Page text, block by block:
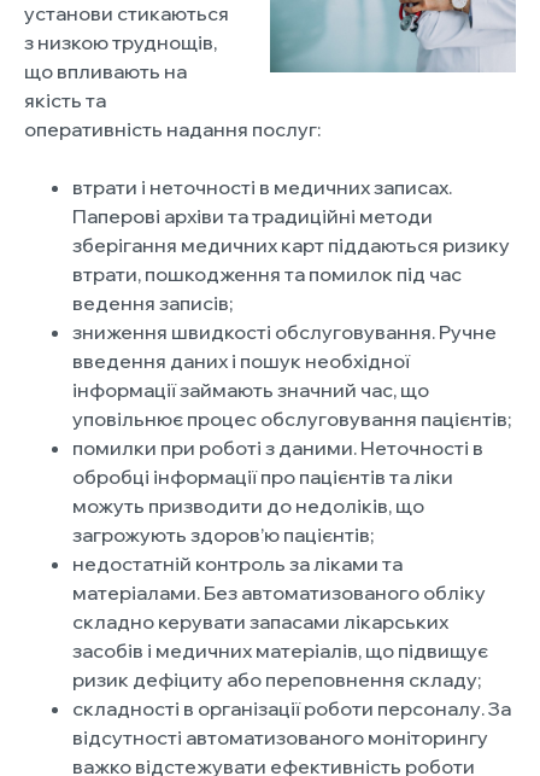
установи стикаються
з низкою труднощів,
що впливають на
якість та
оперативність надання послуг:
втрати і неточності в медичних записах.
Паперові архіви та традиційні методи
зберігання медичних карт піддаються ризику
втрати, пошкодження та помилок під час
ведення записів;
зниження швидкості обслуговування. Ручне
введення даних і пошук необхідної
інформації займають значний час, що
уповільнює процес обслуговування пацієнтів;
помилки при роботі з даними. Неточності в
обробці інформації про пацієнтів та ліки
можуть призводити до недоліків, що
загрожують здоров’ю пацієнтів;
недостатній контроль за ліками та
матеріалами. Без автоматизованого обліку
складно керувати запасами лікарських
засобів і медичних матеріалів, що підвищує
ризик дефіциту або переповнення складу;
складності в організації роботи персоналу. За
відсутності автоматизованого моніторингу
важко відстежувати ефективність роботи